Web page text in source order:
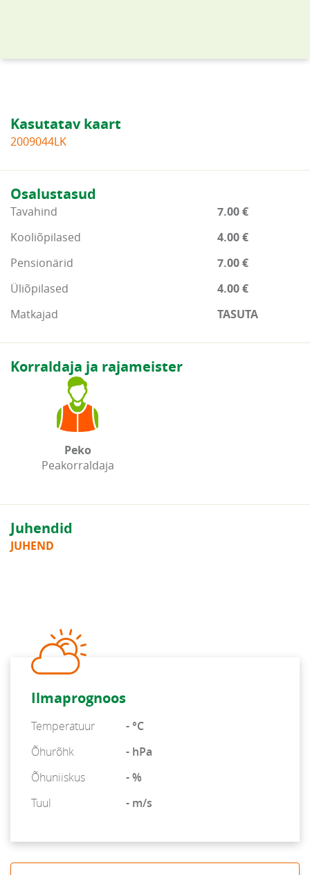
Kasutatav kaart
2009044LK
Osalustasud
Tavahind
7.00 €
Kooliõpilased
4.00 €
Pensionärid
7.00 €
Üliõpilased
4.00 €
Matkajad
TASUTA
Korraldaja ja rajameister
Peko
Peakorraldaja
Juhendid
JUHEND
Ilmaprognoos
Temperatuur
- °C
Õhurõhk
- hPa
Õhuniiskus
- %
Tuul
- m/s